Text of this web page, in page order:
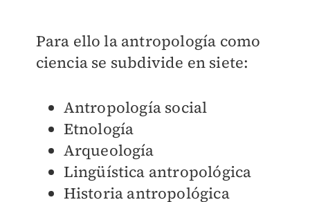
Para ello la antropología como
ciencia se subdivide en siete:
Antropología social
Etnología
Arqueología
Lingüística antropológica
Historia antropológica